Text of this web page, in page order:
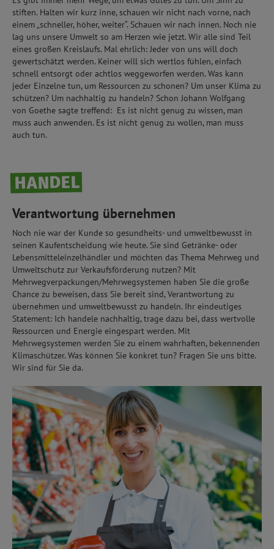
stiften. Halten wir kurz inne, schauen wir nicht nach vorne, nach
einem „schneller, höher, weiter“. Schauen wir nach innen. Noch nie
lag uns unsere Umwelt so am Herzen wie jetzt. Wir alle sind Teil
eines großen Kreislaufs. Mal ehrlich: Jeder von uns will doch
gewertschätzt werden. Keiner will sich wertlos fühlen, einfach
schnell entsorgt oder achtlos weggeworfen werden. Was kann
jeder Einzelne tun, um Ressourcen zu schonen? Um unser Klima zu
schützen? Um nachhaltig zu handeln? Schon Johann Wolfgang
von Goethe sagte treffend: Es ist nicht genug zu wissen, man
muss auch anwenden. Es ist nicht genug zu wollen, man muss
auch tun.
HANDEL
Verantwortung übernehmen
Noch nie war der Kunde so gesundheits- und umweltbewusst in
seinen Kaufentscheidung wie heute. Sie sind Getränke- oder
Lebensmitteleinzelhändler und möchten das Thema Mehrweg und
Umweltschutz zur Verkaufsförderung nutzen? Mit
Mehrwegverpackungen/Mehrwegsystemen haben Sie die große
Chance zu beweisen, dass Sie bereit sind, Verantwortung zu
übernehmen und umweltbewusst zu handeln. Ihr eindeutiges
Statement: Ich handele nachhaltig, trage dazu bei, dass wertvolle
Ressourcen und Energie eingespart werden. Mit
Mehrwegsystemen werden Sie zu einem wahrhaften, bekennenden
Klimaschützer. Was können Sie konkret tun? Fragen Sie uns bitte.
Wir sind für Sie da.